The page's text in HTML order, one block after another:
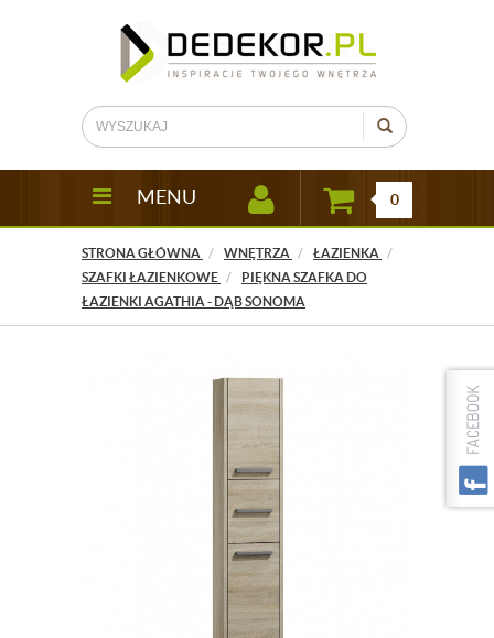
MENU 0
STRONA GŁÓWNA WNĘTRZA
ŁAZIENKA
SZAFKI ŁAZIENKOWE
PIĘKNA SZAFKA DO
ŁAZIENKI AGATHIA - DĄB SONOMA